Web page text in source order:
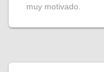
muy motivado.